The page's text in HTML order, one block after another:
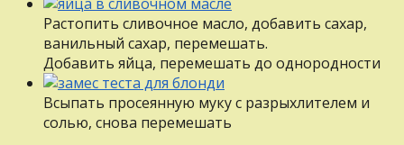
Растопить сливочное масло, добавить сахар,
ванильный сахар, перемешать.
Добавить яйца, перемешать до однородности
Всыпать просеянную муку с разрыхлителем и
солью, снова перемешать